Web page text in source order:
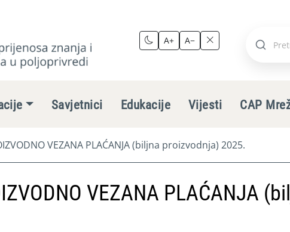
A+ A−
Pretraži
Savjetnici Edukacije Vijesti CAP
VEZANA PLAĆANJA (biljna proizvodnja) 2025.
VEZANA PLAĆANJA